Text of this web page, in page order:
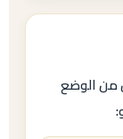
Drag-
من الوضع